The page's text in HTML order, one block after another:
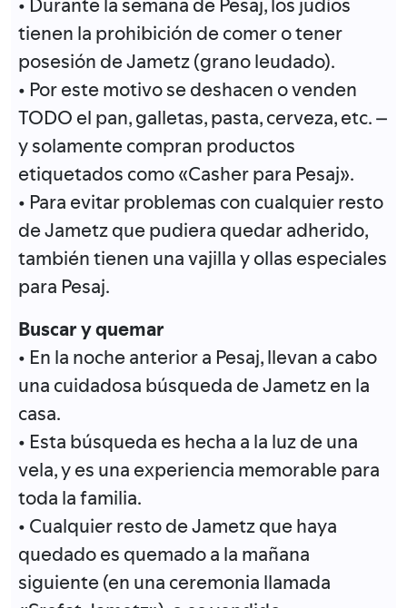
tienen la prohibición de comer o tener
posesión de Jametz (grano leudado).
• Por este motivo se deshacen o venden
TODO el pan, galletas, pasta, cerveza, etc. –
y solamente compran productos
etiquetados como «Casher para Pesaj».
• Para evitar problemas con cualquier resto
de Jametz que pudiera quedar adherido,
también tienen una vajilla y ollas especiales
para Pesaj.
Buscar y quemar
• En la noche anterior a Pesaj, llevan a cabo
una cuidadosa búsqueda de Jametz en la
casa.
• Esta búsqueda es hecha a la luz de una
vela, y es una experiencia memorable para
toda la familia.
• Cualquier resto de Jametz que haya
quedado es quemado a la mañana
siguiente (en una ceremonia llamada